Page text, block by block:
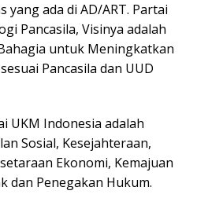
yang ada di AD/ART. Partai
Pancasila, Visinya adalah
untuk Meningkatkan
Pancasila dan UUD
UKM Indonesia adalah
Sosial, Kesejahteraan,
Ekonomi, Kemajuan
dan Penegakan Hukum.